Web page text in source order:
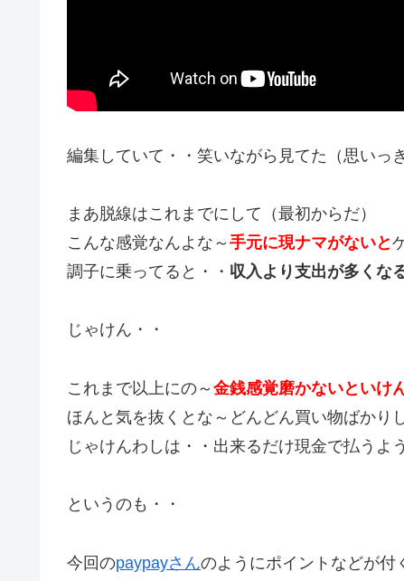
編集していて・・笑いながら見てた（思いっ
まあ脱線はこれまでにして（最初からだ）
こんな感覚なんよな～ 手元に現ナマがないと
調子に乗ってると・・ 収入より支出が多くな
じゃけん・・
これまで以上にの～ 金銭感覚磨かないといけ
ほんと気を抜くとな～どんどん買い物ばかり
じゃけんわしは・・出来るだけ現金で払うよ
というのも・・
今回のpaypayさんのようにポイントなどが付